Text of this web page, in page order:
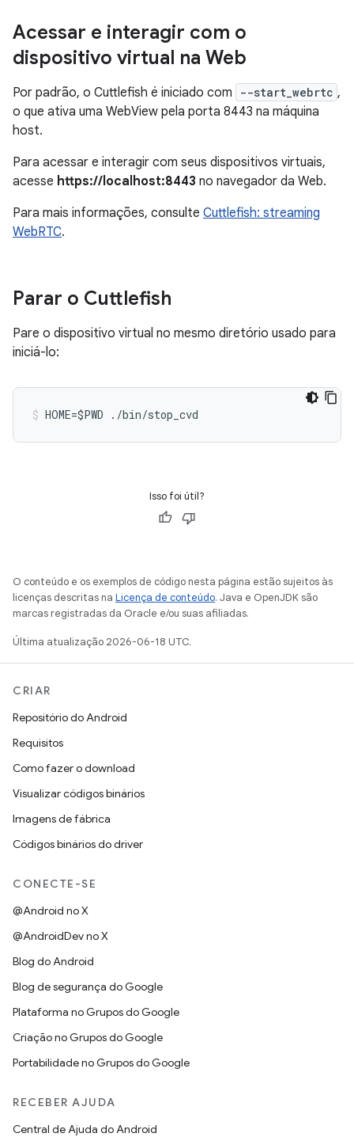
Acessar e interagir com o
dispositivo virtual na Web
Por padrão, o Cuttlefish é iniciado com --start_webrtc ,
o que ativa uma WebView pela porta 8443 na máquina
host.
Para acessar e interagir com seus dispositivos virtuais,
acesse https://localhost:8443 no navegador da Web.
Para mais informações, consulte Cuttlefish: streaming
WebRTC.
Parar o Cuttlefish
Pare o dispositivo virtual no mesmo diretório usado para
iniciá-lo:
HOME=$PWD ./bin/stop_cvd
Isso foi útil?
O conteúdo e os exemplos de código nesta página estão sujeitos às
licenças descritas na Licença de conteúdo. Java e OpenJDK são
marcas registradas da Oracle e/ou suas afiliadas.
Última atualização 2026-06-18 UTC.
CRIAR
Repositório do Android
Requisitos
Como fazer o download
Visualizar códigos binários
Imagens de fábrica
Códigos binários do driver
CONECTE-SE
@Android no X
@AndroidDev no X
Blog do Android
Blog de segurança do Google
Plataforma no Grupos do Google
Criação no Grupos do Google
Portabilidade no Grupos do Google
RECEBER AJUDA
Central de Ajuda do Android